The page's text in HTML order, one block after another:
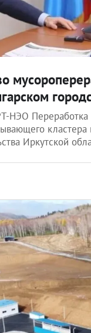
Переработка
Иркутской